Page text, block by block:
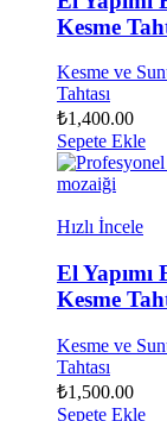
Kesme
Kesme ve
Tahtası
₺1,400.00
Sepete Ekle
Hızlı İncele
El Yapımı
Kesme
Kesme ve
Tahtası
₺1,500.00
Sepete Ekle